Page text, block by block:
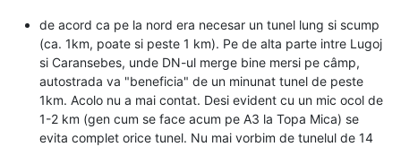
de acord ca pe la nord era necesar un tunel lung si scump
(ca. 1km, poate si peste 1 km). Pe de alta parte intre Lugoj
si Caransebes, unde DN-ul merge bine mersi pe câmp,
autostrada va "beneficia" de un minunat tunel de peste
1km. Acolo nu a mai contat. Desi evident cu un mic ocol de
1-2 km (gen cum se face acum pe A3 la Topa Mica) se
evita complet orice tunel. Nu mai vorbim de tunelul de 14